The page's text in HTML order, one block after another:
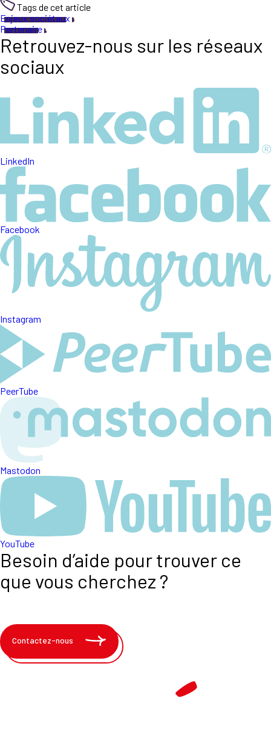
Tags de cet article
Enjeux sociétaux
Partenaire
Retrouvez-nous sur les réseaux
sociaux
LinkedIn
Facebook
Instagram
PeerTube
Mastodon
YouTube
Besoin d’aide pour trouver ce
que vous cherchez ?
Contactez-nous